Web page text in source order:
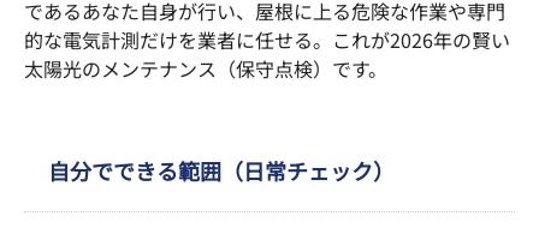
であるあなた自身が行い、屋根に上る危険な作業や専門
的な電気計測だけを業者に任せる。これが2026年の賢い
太陽光のメンテナンス（保守点検）です。
自分でできる範囲（日常チェック）